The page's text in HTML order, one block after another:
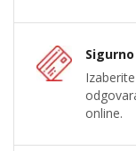
online.